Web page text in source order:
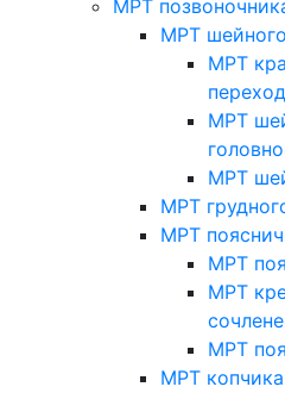
МРТ
МРТ
МРТ
МРТ
МРТ
МРТ
МРТ
МРТ
МРТ
МРТ
МРТ копчика